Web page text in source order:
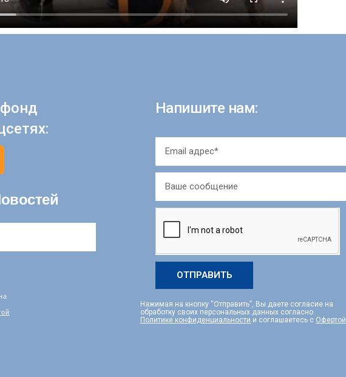
Напишите нам:
ОТПРАВИТЬ
Нажимая на кнопку “Отправить”, Вы даете согласие на
обработку своих персональных данных согласно
Политике конфиденциальности и соглашаетесь с Офертой